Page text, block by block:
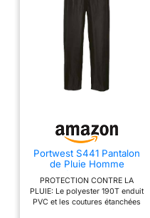
Portwest S441 Pantalon
de Pluie Homme
Étanche
PROTECTION CONTRE LA
PLUIE: Le polyester 190T enduit
PVC et les coutures étanchées